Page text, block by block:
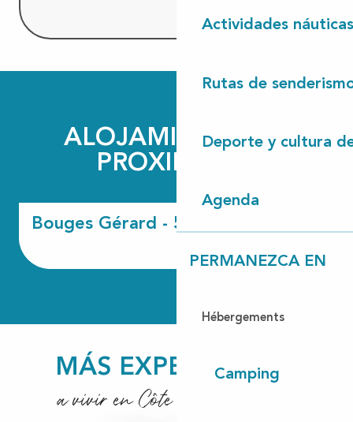
Actividades náuticas
Rutas de
Deporte y cultura
Agenda
PERMANEZCA EN
Hébergements
Camping
ALOJAMIENTOS A
PROXIMIDAD
Bouges Gérard - 51B
MÁS EXPERIENCIAS
a vivir en Côte Landes Nature